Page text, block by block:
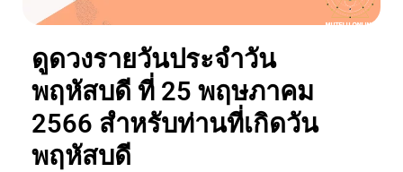
ดูดวงรายวันประจำวัน
พฤหัสบดี ที่ 25 พฤษภาคม
2566 สำหรับท่านที่เกิดวัน
พฤหัสบดี